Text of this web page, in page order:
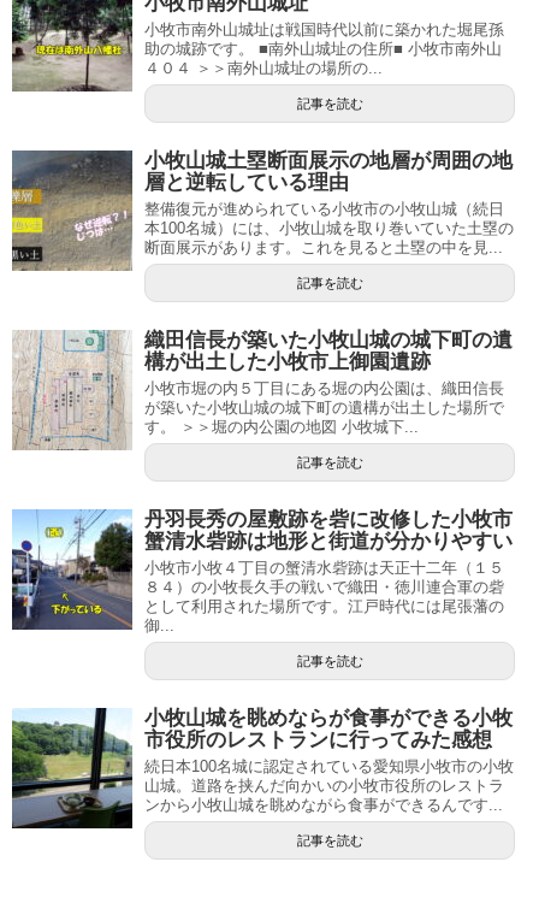
小牧市南外山城址は戦国時代以前に築かれた堀尾孫
助の城跡です。 ■南外山城址の住所■ 小牧市南外山
４０４ ＞＞南外山城址の場所の...
記事を読む
小牧山城土塁断面展示の地層が周囲の地
層と逆転している理由
整備復元が進められている小牧市の小牧山城（続日
本100名城）には、小牧山城を取り巻いていた土塁の
断面展示があります。これを見ると土塁の中を見...
記事を読む
織田信長が築いた小牧山城の城下町の遺
構が出土した小牧市上御園遺跡
小牧市堀の内５丁目にある堀の内公園は、織田信長
が築いた小牧山城の城下町の遺構が出土した場所で
す。 ＞＞堀の内公園の地図 小牧城下...
記事を読む
丹羽長秀の屋敷跡を砦に改修した小牧市
蟹清水砦跡は地形と街道が分かりやすい
小牧市小牧４丁目の蟹清水砦跡は天正十二年（１５
８４）の小牧長久手の戦いで織田・徳川連合軍の砦
として利用された場所です。江戸時代には尾張藩の
御...
記事を読む
小牧山城を眺めならが食事ができる小牧
市役所のレストランに行ってみた感想
続日本100名城に認定されている愛知県小牧市の小牧
山城。道路を挟んだ向かいの小牧市役所のレストラ
ンから小牧山城を眺めながら食事ができるんです...
記事を読む